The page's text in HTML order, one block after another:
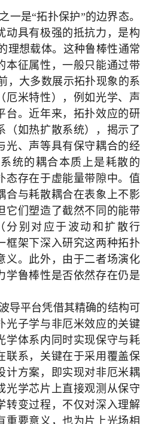
一是“拓扑保护”的边界态。
动具有极强的抵抗力，是构
理想载体。这种鲁棒性通常
本征属性，一般只能通过带
，大多数展示拓扑现象的系
厄米特性），例如光学、声
台。近年来，拓扑效应的研
（如热扩散系统），揭示了
光、声等具有保守耦合的经
统的耦合本质上是耗散的
态存在于虚能量带隙中。值
合与耗散耦合在表象上不影
它们塑造了截然不同的能带
分别对应于波动和扩散行
框架下深入研究这两种拓扑
义。此外，由于二者场演化
学鲁棒性是否依然存在仍是
导平台凭借其精确的结构可
光子学与非厄米效应的关键
学体系内同时实现保守与耗
联系，关键在于采用覆盖保
计方案，即实现对非厄米耦
光学芯片上直接观测从保守
转变过程，不仅对深入理解
重要意义，也为片上光场相